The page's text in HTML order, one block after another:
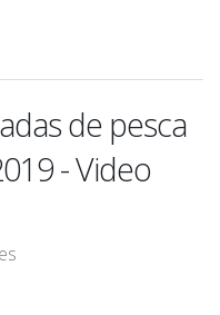
de pesca
- Video